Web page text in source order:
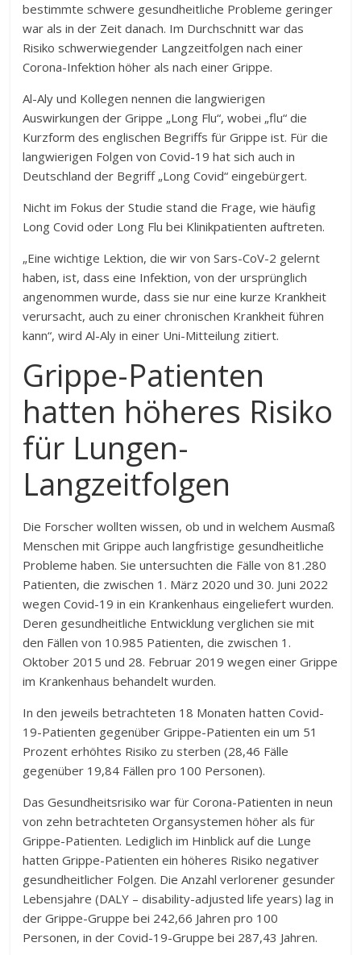
bestimmte schwere gesundheitliche Probleme geringer
war als in der Zeit danach. Im Durchschnitt war das
Risiko schwerwiegender Langzeitfolgen nach einer
Corona-Infektion höher als nach einer Grippe.
Al-Aly und Kollegen nennen die langwierigen
Auswirkungen der Grippe „Long Flu“, wobei „flu“ die
Kurzform des englischen Begriffs für Grippe ist. Für die
langwierigen Folgen von Covid-19 hat sich auch in
Deutschland der Begriff „Long Covid“ eingebürgert.
Nicht im Fokus der Studie stand die Frage, wie häufig
Long Covid oder Long Flu bei Klinikpatienten auftreten.
„Eine wichtige Lektion, die wir von Sars-CoV-2 gelernt
haben, ist, dass eine Infektion, von der ursprünglich
angenommen wurde, dass sie nur eine kurze Krankheit
verursacht, auch zu einer chronischen Krankheit führen
kann“, wird Al-Aly in einer Uni-Mitteilung zitiert.
Grippe-Patienten
hatten höheres Risiko
für Lungen-
Langzeitfolgen
Die Forscher wollten wissen, ob und in welchem Ausmaß
Menschen mit Grippe auch langfristige gesundheitliche
Probleme haben. Sie untersuchten die Fälle von 81.280
Patienten, die zwischen 1. März 2020 und 30. Juni 2022
wegen Covid-19 in ein Krankenhaus eingeliefert wurden.
Deren gesundheitliche Entwicklung verglichen sie mit
den Fällen von 10.985 Patienten, die zwischen 1.
Oktober 2015 und 28. Februar 2019 wegen einer Grippe
im Krankenhaus behandelt wurden.
In den jeweils betrachteten 18 Monaten hatten Covid-
19-Patienten gegenüber Grippe-Patienten ein um 51
Prozent erhöhtes Risiko zu sterben (28,46 Fälle
gegenüber 19,84 Fällen pro 100 Personen).
Das Gesundheitsrisiko war für Corona-Patienten in neun
von zehn betrachteten Organsystemen höher als für
Grippe-Patienten. Lediglich im Hinblick auf die Lunge
hatten Grippe-Patienten ein höheres Risiko negativer
gesundheitlicher Folgen. Die Anzahl verlorener gesunder
Lebensjahre (DALY – disability-adjusted life years) lag in
der Grippe-Gruppe bei 242,66 Jahren pro 100
Personen, in der Covid-19-Gruppe bei 287,43 Jahren.